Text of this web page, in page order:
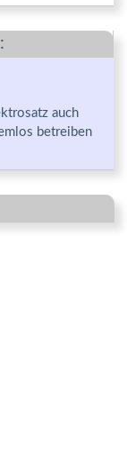
auch
betreiben